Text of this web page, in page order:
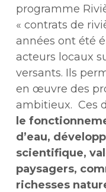
programme
« contrats de
années ont été
acteurs locaux
versants. Ils
en œuvre des
ambitieux. Ces
le
d’eau,
scientifique,
paysagers,
richesses